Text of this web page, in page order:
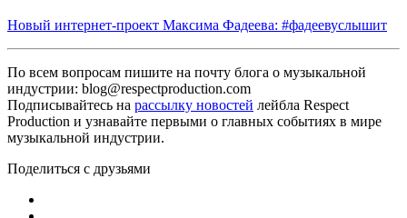
Новый интернет-проект Максима Фадеева: #фадеевуслышит
По всем вопросам пишите на почту блога о музыкальной
индустрии: blog@respectproduction.com
Подписывайтесь на рассылку новостей лейбла Respect
Production и узнавайте первыми о главных событиях в мире
музыкальной индустрии.
Поделиться с друзьями